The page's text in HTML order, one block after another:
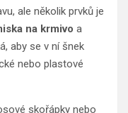
ale několik prvků je
na krmivo a
aby se v ní šnek
nebo plastové
skořápky nebo